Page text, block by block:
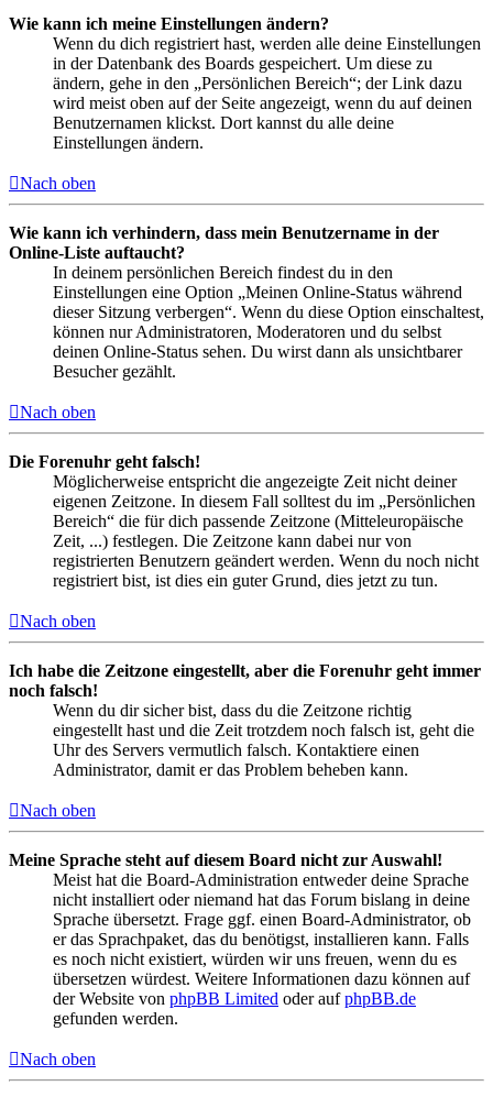
Wie kann ich meine Einstellungen ändern?
Wenn du dich registriert hast, werden alle deine Einstellungen
in der Datenbank des Boards gespeichert. Um diese zu
ändern, gehe in den „Persönlichen Bereich“; der Link dazu
wird meist oben auf der Seite angezeigt, wenn du auf deinen
Benutzernamen klickst. Dort kannst du alle deine
Einstellungen ändern.
Nach oben
Wie kann ich verhindern, dass mein Benutzername in der
Online-Liste auftaucht?
In deinem persönlichen Bereich findest du in den
Einstellungen eine Option „Meinen Online-Status während
dieser Sitzung verbergen“. Wenn du diese Option einschaltest,
können nur Administratoren, Moderatoren und du selbst
deinen Online-Status sehen. Du wirst dann als unsichtbarer
Besucher gezählt.
Nach oben
Die Forenuhr geht falsch!
Möglicherweise entspricht die angezeigte Zeit nicht deiner
eigenen Zeitzone. In diesem Fall solltest du im „Persönlichen
Bereich“ die für dich passende Zeitzone (Mitteleuropäische
Zeit, ...) festlegen. Die Zeitzone kann dabei nur von
registrierten Benutzern geändert werden. Wenn du noch nicht
registriert bist, ist dies ein guter Grund, dies jetzt zu tun.
Nach oben
Ich habe die Zeitzone eingestellt, aber die Forenuhr geht immer
noch falsch!
Wenn du dir sicher bist, dass du die Zeitzone richtig
eingestellt hast und die Zeit trotzdem noch falsch ist, geht die
Uhr des Servers vermutlich falsch. Kontaktiere einen
Administrator, damit er das Problem beheben kann.
Nach oben
Meine Sprache steht auf diesem Board nicht zur Auswahl!
Meist hat die Board-Administration entweder deine Sprache
nicht installiert oder niemand hat das Forum bislang in deine
Sprache übersetzt. Frage ggf. einen Board-Administrator, ob
er das Sprachpaket, das du benötigst, installieren kann. Falls
es noch nicht existiert, würden wir uns freuen, wenn du es
übersetzen würdest. Weitere Informationen dazu können auf
der Website von phpBB Limited oder aufphpBB.de
gefunden werden.
Nach oben